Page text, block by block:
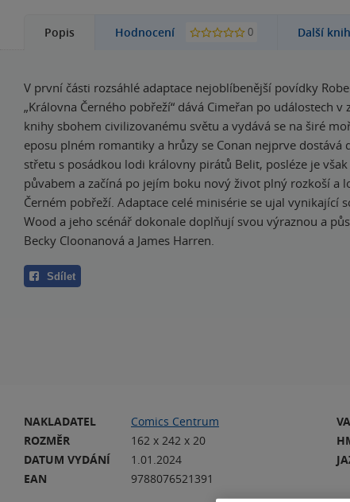
Popis Hodnocení 0 Další
V první části rozsáhlé adaptace nejoblíbenější povídky
„Královna Černého pobřeží“ dává Cimeřan po událostech v
knihy sbohem civilizovanému světu a vydává se na širé
eposu plném romantiky a hrůzy se Conan nejprve dostává
střetu s posádkou lodi královny pirátů Belit, posléze je
půvabem a začíná po jejím boku nový život plný rozkoší a
Černém pobřeží. Adaptace celé minisérie se ujal vynikající
Wood a jeho scénář dokonale doplňují svou výraznou a
Becky Cloonanová a James Harren.
Sdílet
NAKLADATEL
Comics Centrum
ROZMĚR
162 x 242 x 20
DATUM VYDÁNÍ
1.01.2024
EAN
9788076521391